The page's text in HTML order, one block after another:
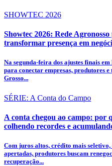
SHOWTEC 2026
Showtec 2026: Rede
transformar presença em
Na segunda-feira dos ajustes finais
para conectar empresas, produtores
Grosso...
SÉRIE: A Conta do Campo
A conta chegou ao campo: por
colhendo recordes e
Com juros altos, crédito mais seletivo,
apertadas, produtores buscam
recuperação...